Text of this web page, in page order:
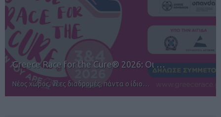
12ος TUI Rhodes Marathon: Άνοιγμα ε…
Αγώνες για όλους στην Ρόδο